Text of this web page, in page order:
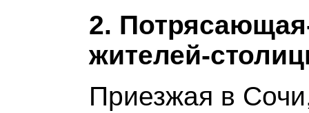
2.
жителей-
Приезжая в